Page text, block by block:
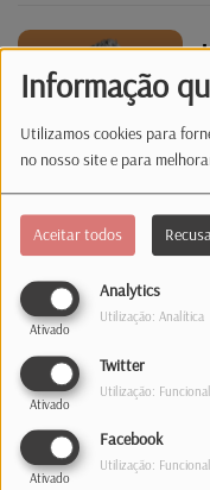
Informação
Utilizamos cookies para
no nosso site e para
Aceitar todos
Analytics
Ativado
Utilização: Analítica
Twitter
Ativado
Utilização:
Facebook
Ativado
Utilização: